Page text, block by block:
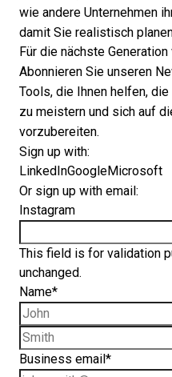
wie andere Unternehmen
damit Sie realistisch
Für die nächste Generation
Abonnieren Sie unseren
Tools, die Ihnen helfen,
zu meistern und sich auf
vorzubereiten.
Sign up with:
LinkedInGoogleMicrosoft
Or sign up with email:
Instagram
This field is for validation
unchanged.
Name*
Business email *